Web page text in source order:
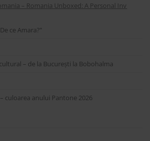
– Romania Unboxed: A Personal Invitation
ce Amara?”
– de la București la Bobohalma
culoarea anului Pantone 2026